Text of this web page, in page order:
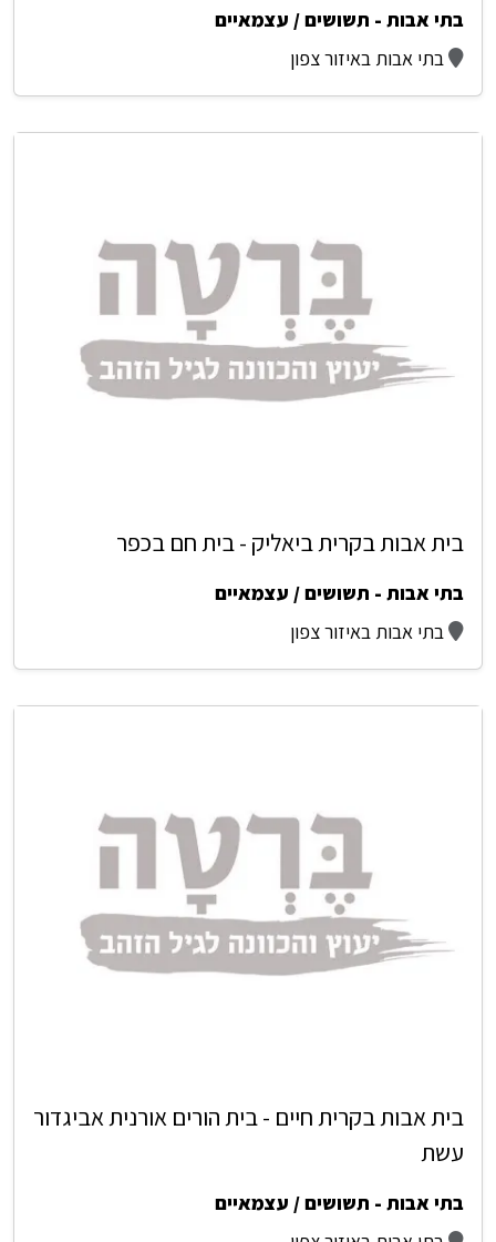
בתי אבות - תשושים / עצמאיים
בתי אבות באיזור צפון
בית אבות בקרית ביאליק - בית חם בכפר
בתי אבות - תשושים / עצמאיים
בתי אבות באיזור צפון
בית אבות בקרית חיים - בית הורים אורנית אביגדור
עשת
בתי אבות - תשושים / עצמאיים